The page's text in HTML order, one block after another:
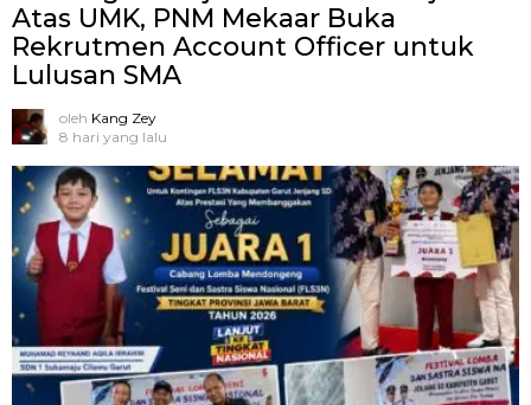
Atas UMK, PNM Mekaar Buka
Rekrutmen Account Officer untuk
Lulusan SMA
oleh Kang Zey
8 hari yang lalu